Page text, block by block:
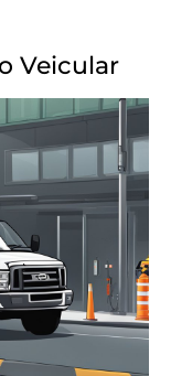
Veicular